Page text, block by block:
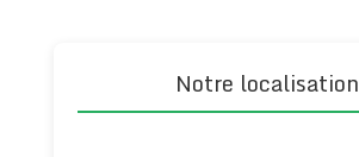
Notre localisation